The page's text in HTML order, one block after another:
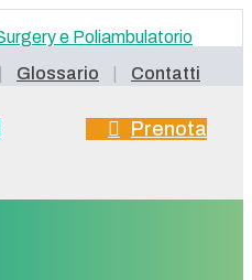
Glossario Contatti
Prenota